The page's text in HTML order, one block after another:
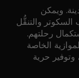
ويمكن
والتنقُّل
رحلتهم.
الخاصة
وتوفير حرية